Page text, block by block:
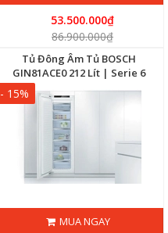
53.500.000₫
86.900.000₫
Tủ Đông Âm Tủ BOSCH
GIN81ACE0 212 Lít | Serie 6
- 15%
MUA NGAY